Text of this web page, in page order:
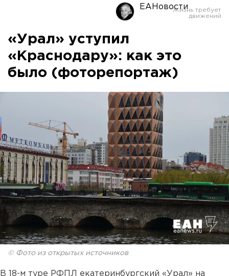
ЕАНовости
«Урал» уступил
«Краснодару»: как это
было (фоторепортаж)
© Фото из открытых источников
В 18-м туре РФПЛ екатеринбургский «Урал» на